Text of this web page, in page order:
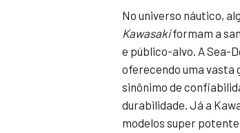
No universo náutico,
Kawasakiformam a
e público-alvo. A Sea-
oferecendo uma vasta
sinônimo de
durabilidade. Já a
modelos super